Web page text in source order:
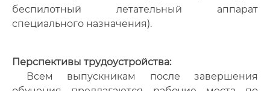
беспилотный летательный аппарат
специального назначения).
Перспективы трудоустройства:
Всем выпускникам после завершения